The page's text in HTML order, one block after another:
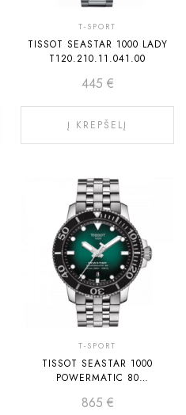
T-SPORT
TISSOT SEASTAR 1000 LADY
T120.210.11.041.00
445 €
Į KREPŠELĮ
T-SPORT
TISSOT SEASTAR 1000
POWERMATIC 80
865 €